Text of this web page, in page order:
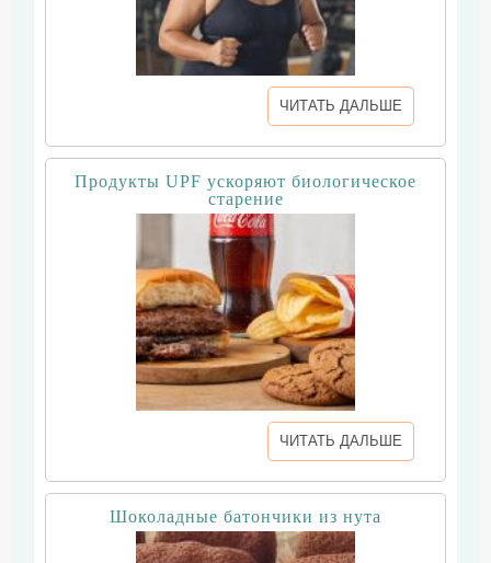
ЧИТАТЬ ДАЛЬШЕ
Продукты UPF ускоряют биологическое
старение
ЧИТАТЬ ДАЛЬШЕ
Шоколадные батончики из нута